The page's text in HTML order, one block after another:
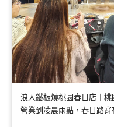
浪人鐵板燒桃園春日店｜桃
營業到凌晨兩點，春日路